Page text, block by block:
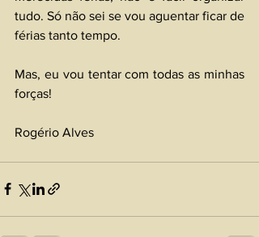
tudo. Só não sei se vou aguentar ficar de
férias tanto tempo.
Mas, eu vou tentar com todas as minhas
forças!
Rogério Alves